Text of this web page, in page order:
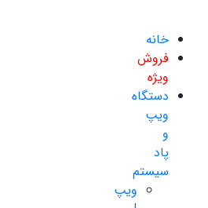
خانه
فروش
ویژه
دستگاه
ویپ
و
پاد
سیستم
ویپ